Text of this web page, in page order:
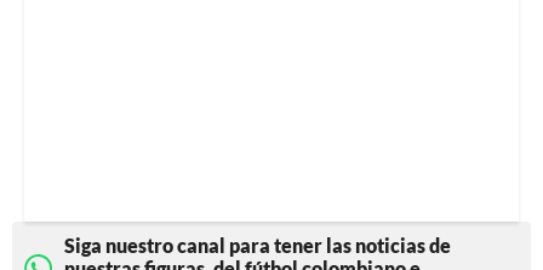
Siga nuestro canal para tener las noticias de